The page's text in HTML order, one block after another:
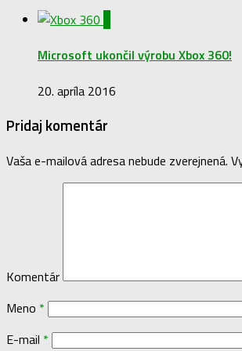
Microsoft ukončil výrobu Xbox 360!
20. apríla 2016
Pridaj komentár
Vaša e-mailová adresa nebude zverejnená.
Komentár
Meno *
E-mail *